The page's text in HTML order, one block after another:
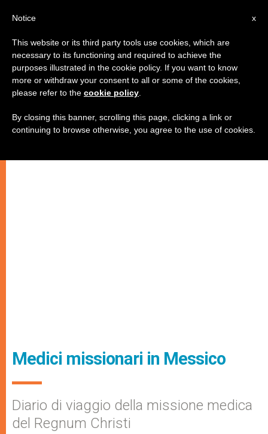
Medici missionari in Messico
Diario di viaggio della missione medica
del Regnum Christi
x
Notice
This website or its third party tools use cookies, which are
necessary to its functioning and required to achieve the
purposes illustrated in the cookie policy. If you want to know
more or withdraw your consent to all or some of the cookies,
please refer to the cookie policy
By closing this banner, scrolling this page, clicking a link or
continuing to browse otherwise, you agree to the use of cookies.